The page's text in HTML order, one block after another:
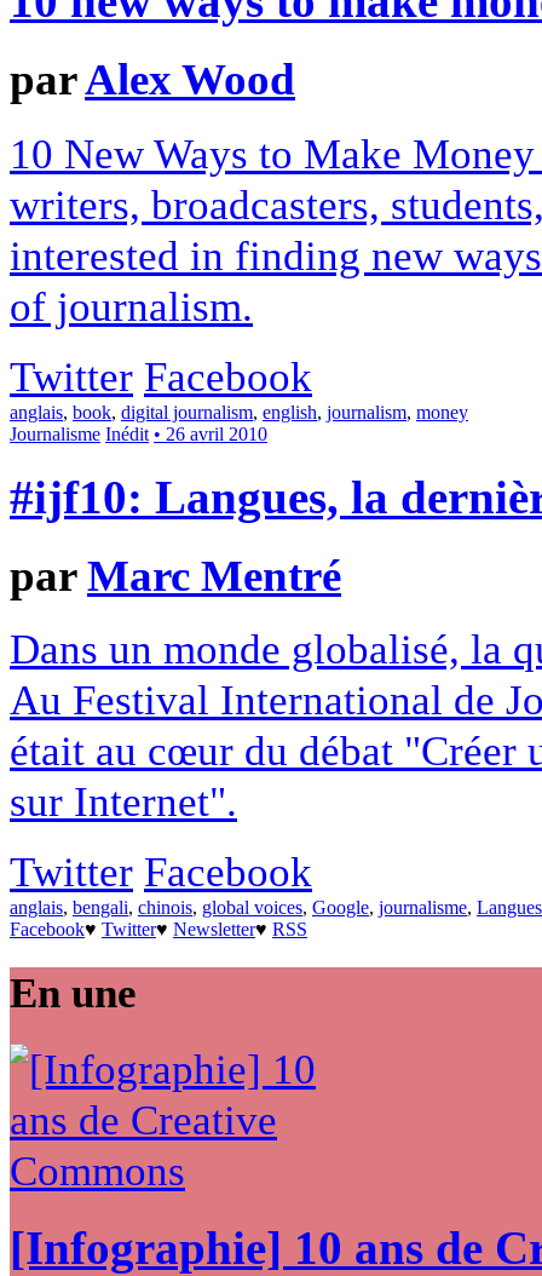
parAlex Wood
10 New Ways to Make
writers, broadcasters,
interested in finding new
of journalism.
Twitter Facebook
anglais, book, digital journalism, english, journalism, money
Journalisme Inédit • 26 avril 2010
#ijf10: Langues, la
parMarc Mentré
Dans un monde globalisé, la
Au Festival International de
était au cœur du débat "Créer
sur Internet".
Twitter Facebook
anglais, bengali, chinois, global voices, Google, journalisme, Langues
Facebook♥ Twitter♥ Newsletter♥ RSS
En une
[Infographie] 10 ans de